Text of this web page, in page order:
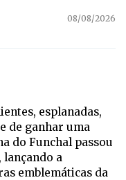
08/08/2026
esplanadas,
de ganhar uma
do Funchal passou
a
emblemáticas da